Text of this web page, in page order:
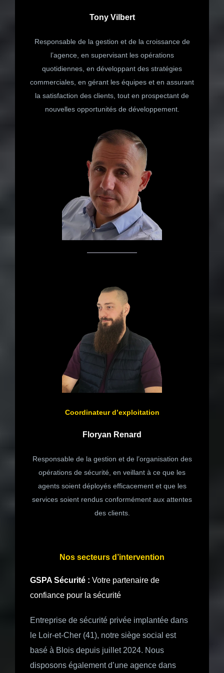
Tony Vilbert
Responsable de la gestion et de la croissance de
l’agence, en supervisant les opérations
quotidiennes, en développant des stratégies
commerciales, en gérant les équipes et en assurant
la satisfaction des clients, tout en prospectant de
nouvelles opportunités de développement.
Coordinateur d’exploitation
Floryan Renard
Responsable de la gestion et de l’organisation des
opérations de sécurité, en veillant à ce que les
agents soient déployés efficacement et que les
services soient rendus conformément aux attentes
des clients.
Nos secteurs d’intervention
GSPA Sécurité : Votre partenaire de
confiance pour la sécurité
Entreprise de sécurité privée implantée dans
le Loir-et-Cher (41), notre siège social est
basé à Blois depuis juillet 2024. Nous
disposons également d’une agence dans